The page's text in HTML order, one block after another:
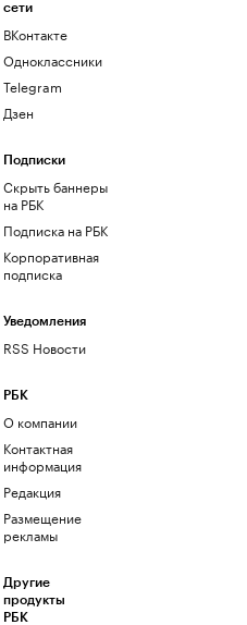
сети
ВКонтакте
Одноклассники
Telegram
Дзен
Подписки
Скрыть баннеры
на РБК
Подписка на РБК
Корпоративная
подписка
Уведомления
RSS Новости
РБК
О компании
Контактная
информация
Редакция
Размещение
рекламы
Другие
продукты
РБК